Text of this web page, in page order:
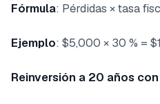
Fórmula: Pérdidas × tasa
Ejemplo: $5,000 × 30 % =
Reinversión a 20 años con